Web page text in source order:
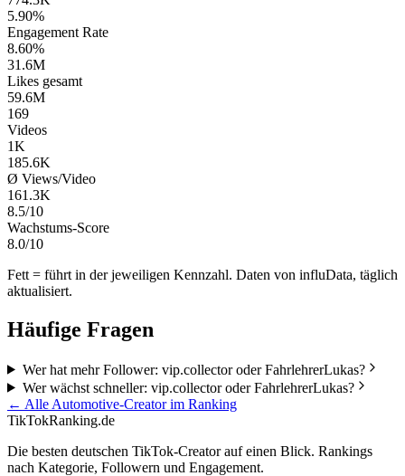
5.90%
Engagement Rate
8.60%
31.6M
Likes gesamt
59.6M
169
Videos
1K
185.6K
Ø Views/Video
161.3K
8.5/10
Wachstums-Score
8.0/10
Fett = führt in der jeweiligen Kennzahl. Daten von influData, täglich
aktualisiert.
Häufige Fragen
Wer hat mehr Follower: vip.collector oder FahrlehrerLukas?
Wer wächst schneller: vip.collector oder FahrlehrerLukas?
← Alle Automotive-Creator im Ranking
TikTokRanking.de
Die besten deutschen TikTok-Creator auf einen Blick. Rankings
nach Kategorie, Followern und Engagement.